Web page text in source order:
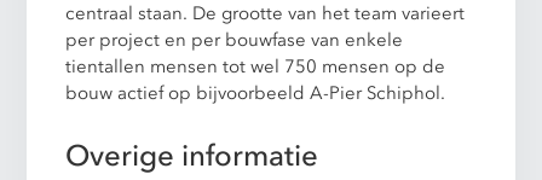
centraal staan. De grootte van het team varieert
per project en per bouwfase van enkele
tientallen mensen tot wel 750 mensen op de
bouw actief op bijvoorbeeld A-Pier Schiphol.
Overige informatie